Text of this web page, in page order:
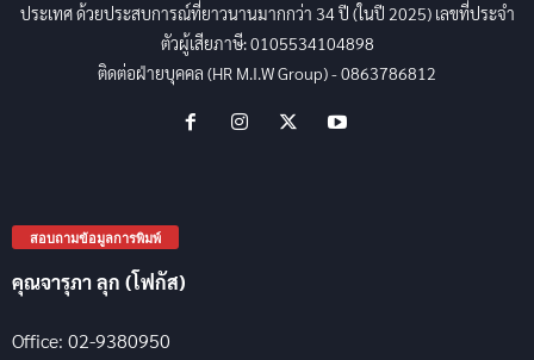
ประเทศ ด้วยประสบการณ์ที่ยาวนานมากกว่า 34 ปี (ในปี 2025) เลขที่ประจำ
ตัวผู้เสียภาษี: 0105534104898
ติดต่อฝ่ายบุคคล (HR M.I.W Group) - 0863786812
สอบถามข้อมูลการพิมพ์
คุณจารุภา ลุก (โฟกัส)
Office: 02-9380950